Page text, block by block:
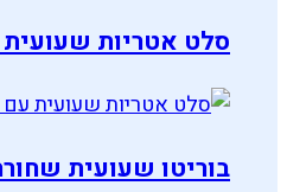
סלט אטריות
בוריטו שעועית